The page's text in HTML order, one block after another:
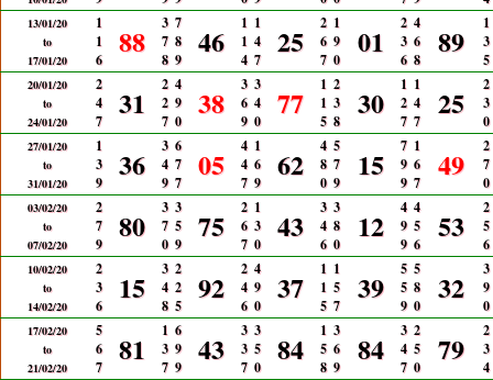
13/01/20
to
17/01/20
1
1
6
88
3
7
8
7
8
9
46
1
1
4
1
4
7
25
2
6
7
1
9
0
01
2
3
6
4
6
8
89
1
3
5
20/01/20
to
24/01/20
2
4
7
31
2
2
7
4
9
0
38
3
6
9
3
4
0
77
1
1
5
2
3
8
30
1
2
7
1
4
7
25
2
3
0
27/01/20
to
31/01/20
1
3
9
36
3
4
9
6
7
7
05
4
4
7
1
6
9
62
4
8
0
5
7
9
15
7
9
9
1
6
7
49
2
7
0
03/02/20
to
07/02/20
2
7
9
80
3
7
0
3
5
9
75
2
6
7
1
3
0
43
3
4
6
3
8
0
12
4
9
9
4
5
6
53
2
5
6
10/02/20
to
14/02/20
2
3
6
15
3
4
8
2
2
5
92
2
4
6
4
9
0
37
1
1
5
1
5
7
39
5
5
9
5
8
0
32
3
9
0
17/02/20
to
21/02/20
5
6
7
81
1
3
7
6
9
9
43
3
3
7
3
5
0
84
1
5
8
3
6
9
84
3
4
7
2
5
0
79
2
3
4